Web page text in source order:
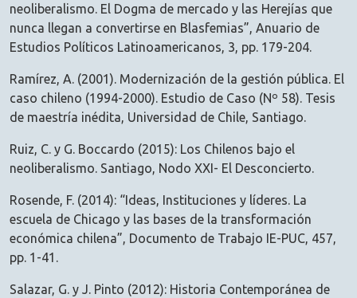
neoliberalismo. El Dogma de mercado y las Herejías que
nunca llegan a convertirse en Blasfemias”, Anuario de
Estudios Políticos Latinoamericanos, 3, pp. 179-204.
Ramírez, A. (2001). Modernización de la gestión pública. El
caso chileno (1994-2000). Estudio de Caso (Nº 58). Tesis
de maestría inédita, Universidad de Chile, Santiago.
Ruiz, C. y G. Boccardo (2015): Los Chilenos bajo el
neoliberalismo. Santiago, Nodo XXI- El Desconcierto.
Rosende, F. (2014): “Ideas, Instituciones y líderes. La
escuela de Chicago y las bases de la transformación
económica chilena”, Documento de Trabajo IE-PUC, 457,
pp. 1-41.
Salazar, G. y J. Pinto (2012): Historia Contemporánea de